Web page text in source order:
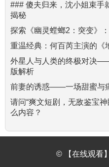
### 傻夫归来，沈小姐束
揭秘
探索《幽灵螳螂2：突变》
重温经典：何百芮主演的《
外星人与人类的终极对决
版解析
前妻的诱惑——一场甜蜜与
请问“爽文短剧，无敌鉴宝
么内容？
© 【在线观看